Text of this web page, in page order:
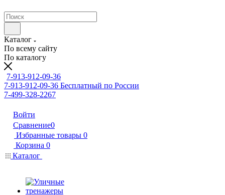
Каталог
По всему сайту
По каталогу
7-913-912-09-36
7-913-912-09-36 Бесплатный по России
7-499-328-2267
Войти
Сравнение0
Избранные товары 0
Корзина 0
Каталог